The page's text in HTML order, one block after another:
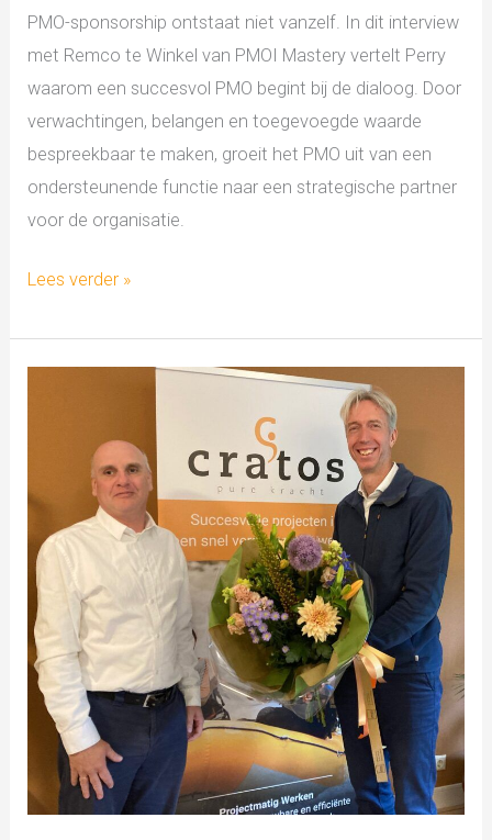
PMO-sponsorship ontstaat niet vanzelf. In dit interview
met Remco te Winkel van PMOI Mastery vertelt Perry
waarom een succesvol PMO begint bij de dialoog. Door
verwachtingen, belangen en toegevoegde waarde
bespreekbaar te maken, groeit het PMO uit van een
ondersteunende functie naar een strategische partner
voor de organisatie.
Lees verder »
voorstellen…